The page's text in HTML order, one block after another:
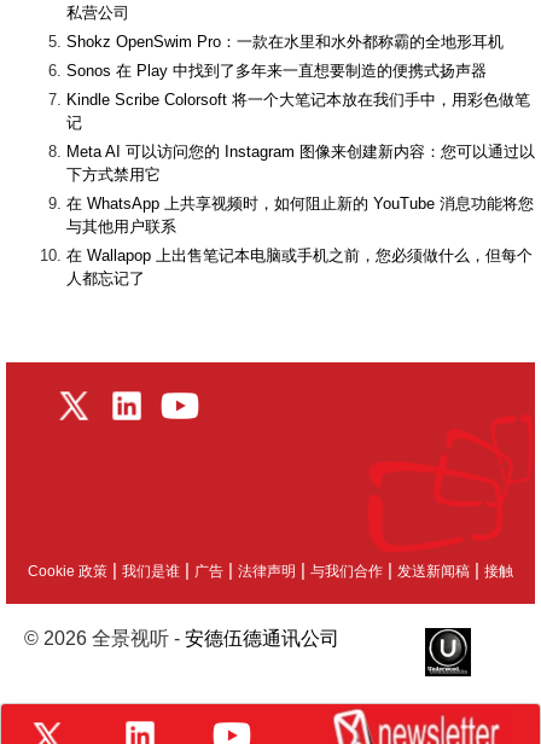
私营公司
Shokz OpenSwim Pro：一款在水里和水外都称霸的全地形耳机
Sonos 在 Play 中找到了多年来一直想要制造的便携式扬声器
Kindle Scribe Colorsoft 将一个大笔记本放在我们手中，用彩色做笔
记
Meta AI 可以访问您的 Instagram 图像来创建新内容：您可以通过以
下方式禁用它
在 WhatsApp 上共享视频时，如何阻止新的 YouTube 消息功能将您
与其他用户联系
在 Wallapop 上出售笔记本电脑或手机之前，您必须做什么，但每个
人都忘记了
Cookie 政策 | 我们是谁 | 广告 | 法律声明 | 与我们合作 | 发送新闻稿 | 接触
© 2026 全景视听 - 安德伍德通讯公司